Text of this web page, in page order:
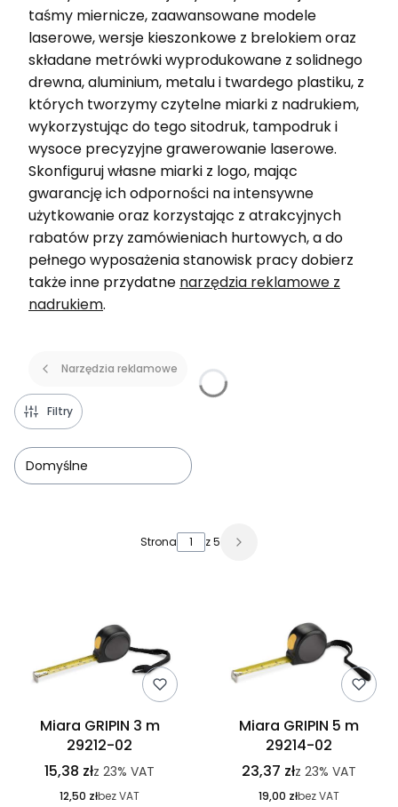
taśmy miernicze, zaawansowane modele
laserowe, wersje kieszonkowe z brelokiem oraz
składane metrówki wyprodukowane z solidnego
drewna, aluminium, metalu i twardego plastiku, z
których tworzymy czytelne miarki z nadrukiem,
wykorzystując do tego sitodruk, tampodruk i
wysoce precyzyjne grawerowanie laserowe.
Skonfiguruj własne miarki z logo, mając
gwarancję ich odporności na intensywne
użytkowanie oraz korzystając z atrakcyjnych
rabatów przy zamówieniach hurtowych, a do
pełnego wyposażenia stanowisk pracy dobierz
także inne przydatne narzędzia reklamowe z
nadrukiem.
Narzędzia reklamowe
Filtry
Domyślne
Strona z 5
Miara GRIPIN 3 m
29212-02
15,38 złz 23% VAT
12,50 złbez VAT
Miara GRIPIN 5 m
29214-02
23,37 złz 23% VAT
19,00 złbez VAT